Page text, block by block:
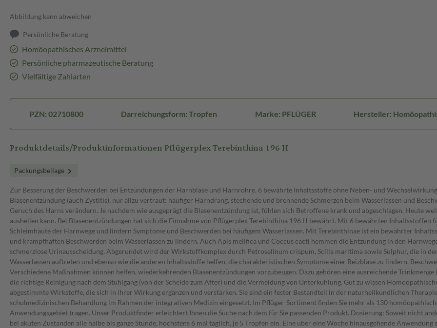
Abbildung kann abweichen
Persönliche Beratung
Homöopathisches Arzneimittel
Persönliche pharmazeutische Beratung
Vielfältige Zahlarten
PZN: 02710800 Darreichungsform: Tropfen Marke: PFLÜGER Hersteller:
Produktdetails/Produktinformationen Pflügerplex Terebinthina 196 H
Packungsbeilage
Zur Besserung der Beschwerden bei Entzündungen der Harnblase und Harnröhre. 6 bewährte Inhaltsstoffe ohne Neben- und
Blasenentzündung (auch Zystitis), nur allzu vertraut: häufiger Harndrang, stechende und brennende Schmerzen beim Wasserlassen und
Geruch des Harns verändern. Je nachdem wie ausgeprägt die Blasenentzündung ist, fühlen sich Betroffene krank und abgeschlagen. Heute
ausheilen kann. Bei Blasenentzündungen hat sich die Einnahme von Pflügerplex Terebinthina 196 H bewährt. Mit 6 bewährten
Schleimhäute der Harnwege und lindern Symptome und Beschwerden bei häufigem Wasserlassen. Mit Terebinthinae ist ein bewährter
und krampfhaften Beschwerden beim Wasserlassen zu lindern. Auch Apis mellfica und Coccus cacti hemmen die Entzündung in den
schmerzlose Urinausscheidung. Abgerundet wird der Wirkstoffkomplex durch Petroselinum crispum, Scilla maritima sowie Sulphur, die in
Wasserlassen auftreten und ebenso wie die anderen Inhaltsstoffe helfen, die charakteristischen Symptome einer Reizblase zu lindern,
Verschiedene Maßnahmen können helfen, wiederkehrenden Blasenentzündungen vorzubeugen. Dazu gehören eine ausreichende
die richtige Reinigung nach dem Stuhlgang (von der Scheide zum After) und die Vermeidung von Unterkühlung. Gut zu wissen
abgestimmte Wirkstoffe, die sich in ihrer Wirkung ergänzen und verstärken. Sie sind ein fester Bestandteil in der naturheilkundlichen
schulmedizinischen Behandlung im Rahmen der integrativen Medizin eingesetzt. Im Pflüger-Sortiment finden Sie mehr als 130
Anwendungsgebiet tragen. Unser Produktfinder erleichtert Ihnen die Suche nach dem für Sie passenden Produkt. Dosierung: Soweit nicht
bei akuten Zuständen alle halbe bis ganze Stunde, höchstens 6 mal täglich, je 5 Tropfen ein. Eine über eine Woche hinausgehende